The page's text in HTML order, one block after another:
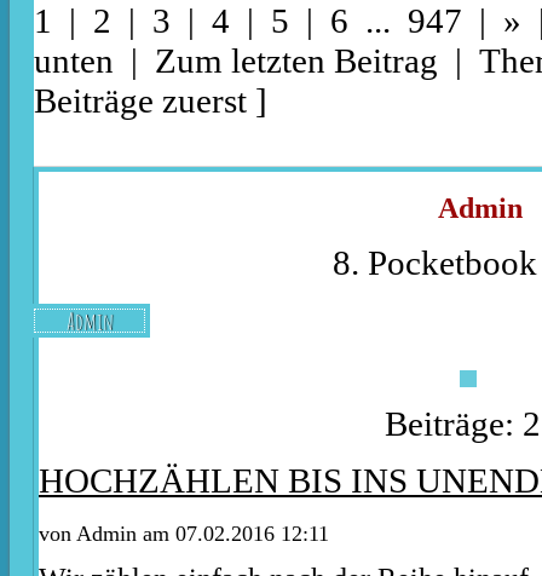
1 | 2 | 3 | 4 | 5 | 6 ... 947 | »
unten | Zum letzten Beitrag |
Beiträge zuerst ]
Admin
8.
Admin
Beiträge:
HOCHZÄHLEN BIS INS
von Admin am 07.02.2016 12:11